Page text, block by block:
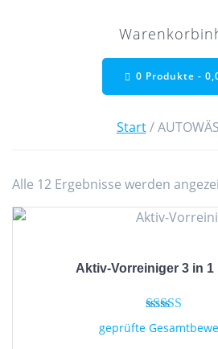
0 Produkte -
Start/
Alle 12 Ergebnisse werden
Aktiv-Vorreiniger 3 in
Bewertet mit
5.00
geprüfte